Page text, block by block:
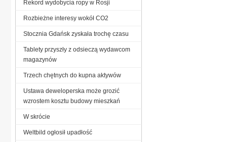
Rekord wydobycia ropy w Rosji
Rozbieżne interesy wokół CO2
Stocznia Gdańsk zyskała trochę czasu
Tablety przyszły z odsieczą wydawcom
magazynów
Trzech chętnych do kupna aktywów
Ustawa deweloperska może grozić
wzrostem kosztu budowy mieszkań
W skrócie
Weltbild ogłosił upadłość